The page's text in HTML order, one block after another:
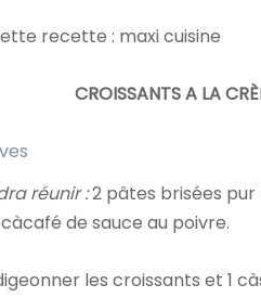
recette : maxi cuisine
CROISSANTS A LA
réunir :2 pâtes brisées pur
de sauce au poivre.
les croissants et 1